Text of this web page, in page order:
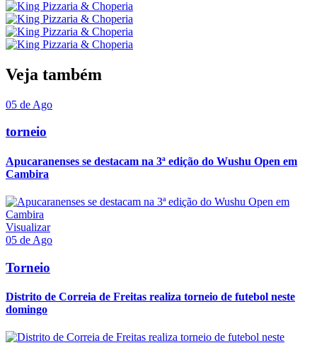
Veja também
05 de Ago
torneio
Apucaranenses se destacam na 3ª edição do Wushu Open em
Cambira
Visualizar
05 de Ago
Torneio
Distrito de Correia de Freitas realiza torneio de futebol neste
domingo